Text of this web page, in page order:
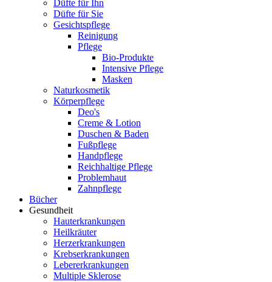
Düfte für Ihn
Düfte für Sie
Gesichtspflege
Reinigung
Pflege
Bio-Produkte
Intensive Pflege
Masken
Naturkosmetik
Körperpflege
Deo's
Creme & Lotion
Duschen & Baden
Fußpflege
Handpflege
Reichhaltige Pflege
Problemhaut
Zahnpflege
Bücher
Gesundheit
Hauterkrankungen
Heilkräuter
Herzerkrankungen
Krebserkrankungen
Lebererkrankungen
Multiple Sklerose